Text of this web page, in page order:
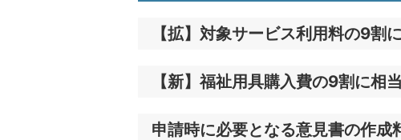
【拡】対象サービス利用料の9割
【新】福祉用具購入費の9割に相
申請時に必要となる意見書の作成